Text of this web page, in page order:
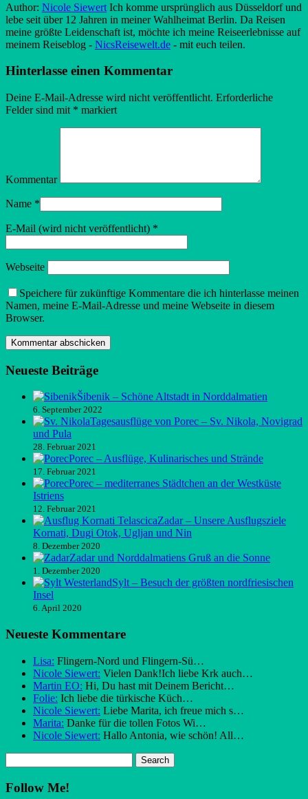
Author: Nicole Siewert Ich komme ursprünglich aus Düsseldorf und
lebe seit über 12 Jahren in meiner Wahlheimat Berlin. Da Reisen
meine größte Leidenschaft ist, möchte ich meine Reiseerlebnisse auf
meinem Reiseblog - NicsReisewelt.de - mit euch teilen.
Hinterlasse einen Kommentar
Deine E-Mail-Adresse wird nicht veröffentlicht. Erforderliche
Felder sind mit * markiert
Kommentar
Name *
E-Mail (wird nicht veröffentlicht) *
Webseite
Speichere für zukünftige Kommentare die ich hinterlasse meinen
Namen, meine E-Mail-Adresse und meine Webseite in diesem
Browser.
Neueste Beiträge
Šibenik – Schöne Altstadt in Norddalmatien
6. September 2022
Tagesausflüge von Porec – Sv. Nikola, Novigrad
und Pula
28. Februar 2021
Porec – Ausflüge, Kulinarisches und Strände
17. Februar 2021
Porec – mediterranes Städtchen an der Westküste
Istriens
12. Februar 2021
Zadar – Unsere Ausflugsziele
Kornati, Dugi Otok, Ugljan und Nin
8. Dezember 2020
Zadar und Norddalmatiens Gruß an die Sonne
1. Dezember 2020
Sylt – Besuch der größten nordfriesischen
Insel
6. April 2020
Neueste Kommentare
Lisa: Flingern-Nord und Flingern-Sü…
Nicole Siewert: Vielen Dank!Ich liebe Krk auch…
Martin EO: Hi, Du hast mit Deinem Bericht…
Folie: Ich liebe die türkische Küch…
Nicole Siewert: Liebe Marita, ich freue mich s…
Marita: Danke für die tollen Fotos Wi…
Nicole Siewert: Hallo Antonia, wie schön! All…
Follow Me!